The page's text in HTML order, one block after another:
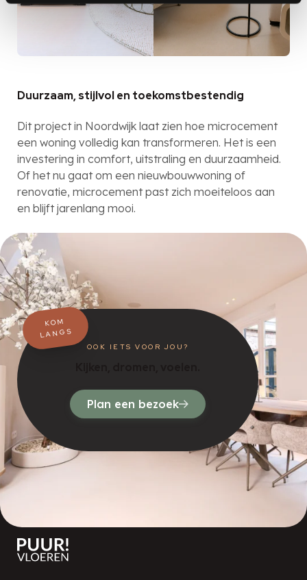
Duurzaam, stijlvol en toekomstbestendig
Dit project in Noordwijk laat zien hoe microcement
een woning volledig kan transformeren. Het is een
investering in comfort, uitstraling en duurzaamheid.
Of het nu gaat om een nieuwbouwwoning of
renovatie, microcement past zich moeiteloos aan
en blijft jarenlang mooi.
KOM
LANGS
OOK IETS VOOR JOU?
Plan een bezoek